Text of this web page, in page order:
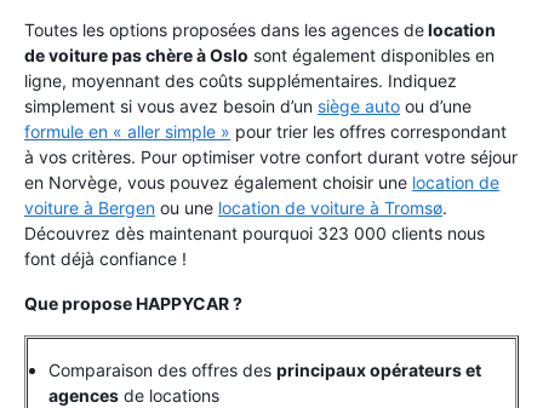
Toutes les options proposées dans les agences delocation
de voiture pas chère à Oslo sont également disponibles en
ligne, moyennant des coûts supplémentaires. Indiquez
simplement si vous avez besoin d’un siège auto ou d’une
formule en « aller simple » pour trier les offres correspondant
à vos critères. Pour optimiser votre confort durant votre séjour
en Norvège, vous pouvez également choisir une location de
voiture à Bergen ou une location de voiture à Tromsø.
Découvrez dès maintenant pourquoi 323 000 clients nous
font déjà confiance !
Que propose HAPPYCAR ?
Comparaison des offres des principaux opérateurs et
agences de locations